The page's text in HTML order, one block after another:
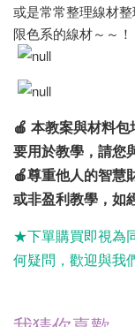
或是常常整理線材
限色系的線材～～！
🍎 本教案與材料
要用於教學，請您
🍎尊重他人的智慧
或非盈利教學，如
★下單購買即視為
何疑問，歡迎與我